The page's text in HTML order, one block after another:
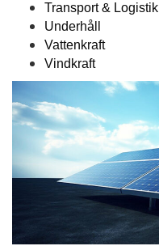
Transport & Logistik
Underhåll
Vattenkraft
Vindkraft